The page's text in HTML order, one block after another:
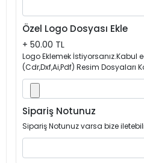
Özel Logo Dosyası Ekle
+ 50.00 TL
Logo Eklemek İstiyorsanız.Kabul
(Cdr,Dxf,Ai,Pdf) Resim Dosyaları
Sipariş Notunuz
Sipariş Notunuz varsa bize